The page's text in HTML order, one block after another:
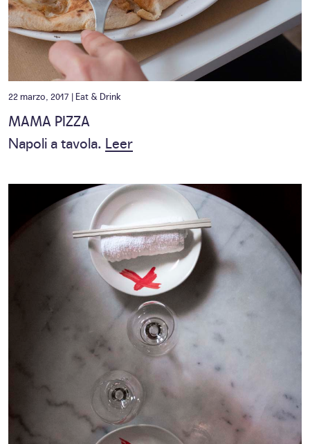
22 marzo, 2017 | Eat & Drink
MAMA PIZZA
Napoli a tavola. Leer